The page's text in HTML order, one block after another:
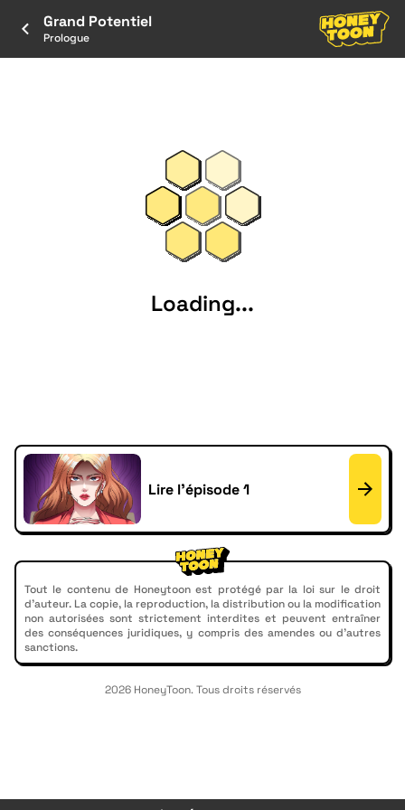
Grand Potentiel
Prologue
Loading...
Lire l'épisode 1
Tout le contenu de Honeytoon est protégé par la loi sur le droit
d'auteur. La copie, la reproduction, la distribution ou la modification
non autorisées sont strictement interdites et peuvent entraîner
des conséquences juridiques, y compris des amendes ou d'autres
sanctions.
2026 HoneyToon. Tous droits réservés